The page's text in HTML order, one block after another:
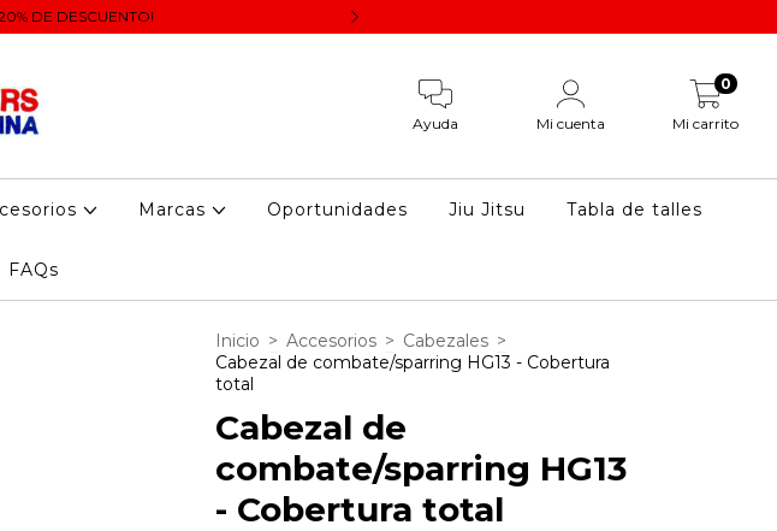
DE DESCUENTO!
Ayuda Mi cuenta Mi carrito
0
Marcas Oportunidades Jiu Jitsu Tabla de talles
FAQs
Inicio > Accesorios > Cabezales >
Cabezal de combate/sparring HG13 - Cobertura
total
Cabezal de
combate/sparring HG13
- Cobertura total